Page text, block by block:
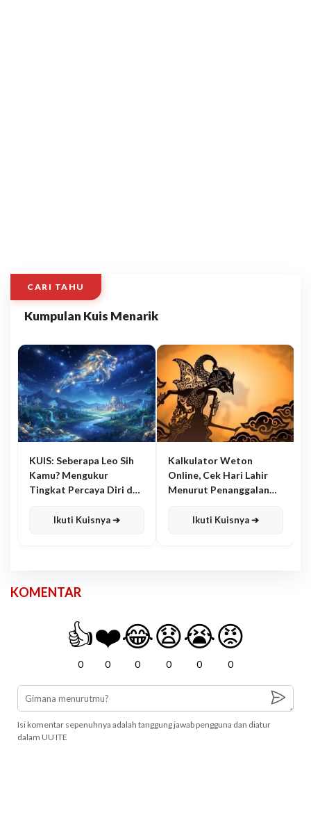
CARI TAHU
Kumpulan Kuis Menarik
KUIS: Seberapa Leo Sih
Kamu? Mengukur
Tingkat Percaya Diri dan
Ikuti Kuisnya ➔
Kalkulator Weton
Online, Cek Hari Lahir
Menurut Penanggalan
Ikuti Kuisnya ➔
KOMENTAR
👍
0
❤️
0
😂
0
😧
0
😭
0
😡
0
Isi komentar sepenuhnya adalah tanggung jawab pengguna dan diatur
dalam UU ITE